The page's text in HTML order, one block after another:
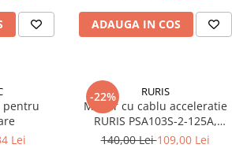
ADAUGA IN COS
pentru
Lei
-22% RURIS
Maner cu cablu acceleratie
RURIS PSA103S-2-125A,
pentru atomizor Ruris A102 /
140,00 Lei109,00 Lei